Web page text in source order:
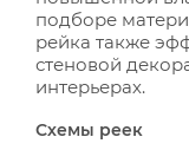
подборе
рейка также
стеновой
интерьерах.
Схемы реек